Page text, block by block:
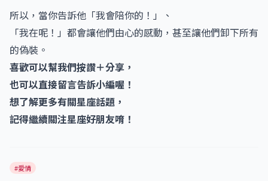
所以，當你告訴他「我會陪你的！」、
「我在呢！」都會讓他們由心的感動，甚至讓他們卸下所有
的偽裝。
喜歡可以幫我們按讚＋分享，
也可以直接留言告訴小編喔！
想了解更多有關星座話題，
記得繼續關注星座好朋友唷！
#愛情